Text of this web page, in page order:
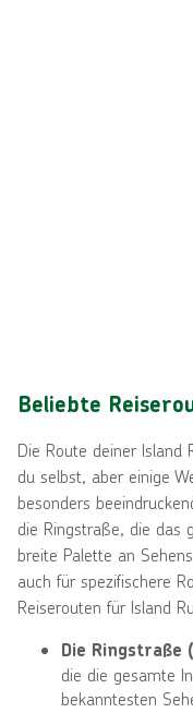
Beliebte
Die Route deiner Island
du selbst, aber einige
besonders
die Ringstraße, die das
breite Palette an
auch für spezifischere
Reiserouten für Island
Die Ringstraße
die die gesamte
bekanntesten